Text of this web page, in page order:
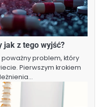
jak z tego wyjść?
problem, który
Pierwszym krokiem